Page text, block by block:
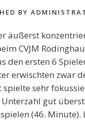
BY
äußerst
CVJM
den ersten 6
erwischten zwar
spielte sehr
gut
(46.